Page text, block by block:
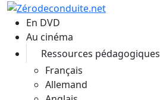
Aller au contenu principal
En DVD
Au cinéma
Ressources pédagogiques
Français
Allemand